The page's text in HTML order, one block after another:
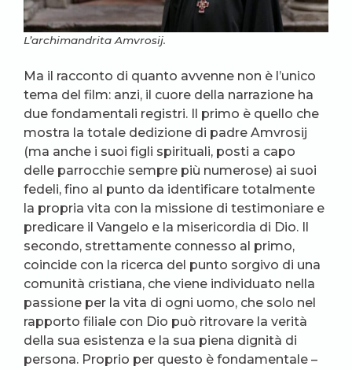
L’archimandrita Amvrosij.
Ma il racconto di quanto avvenne non è l’unico
tema del film: anzi, il cuore della narrazione ha
due fondamentali registri. Il primo è quello che
mostra la totale dedizione di padre Amvrosij
(ma anche i suoi figli spirituali, posti a capo
delle parrocchie sempre più numerose) ai suoi
fedeli, fino al punto da identificare totalmente
la propria vita con la missione di testimoniare e
predicare il Vangelo e la misericordia di Dio. Il
secondo, strettamente connesso al primo,
coincide con la ricerca del punto sorgivo di una
comunità cristiana, che viene individuato nella
passione per la vita di ogni uomo, che solo nel
rapporto filiale con Dio può ritrovare la verità
della sua esistenza e la sua piena dignità di
persona. Proprio per questo è fondamentale –